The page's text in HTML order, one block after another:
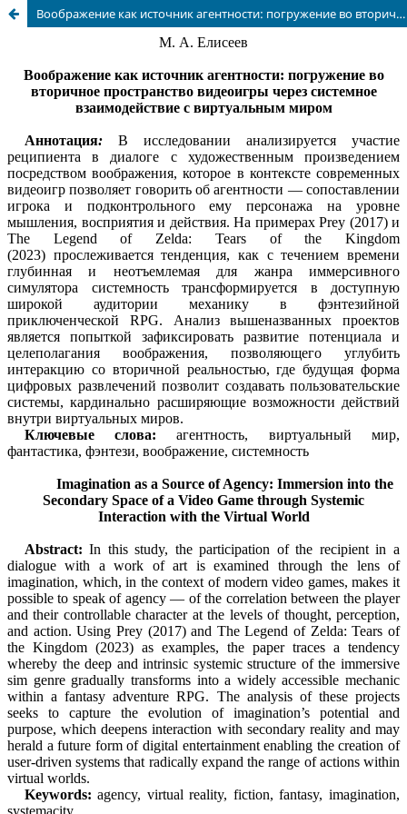
Воображение как источник агентности: погружение во вторичное пространство видеоигры через системное взаимодействие с виртуальным миром